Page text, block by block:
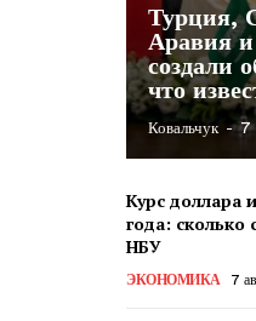
Турция,
Аравия
создали
что
Ковальчук - 7
Курс доллара
года: сколько
НБУ
ЭКОНОМИКА 7